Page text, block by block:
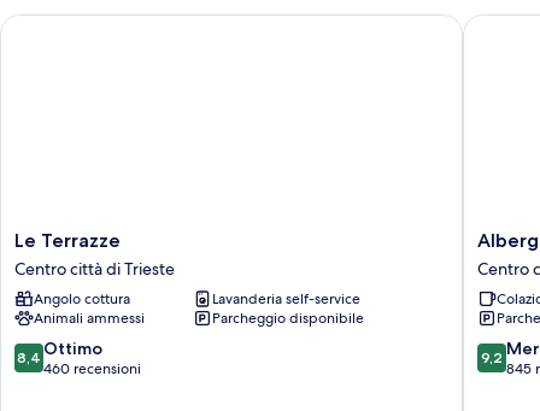
Le
Terrazze
Centro
città
di
Trieste
Le Terrazze
Centro città di Trieste
Angolo cottura
Lavanderia self-service
Animali ammessi
Parcheggio disponibile
8.4
su
8,4 Ottimo
460 recensioni
Le Terrazze
Albergo
Alla
Posta
Centro
città
di
Trieste
Centro
9.2
su
9,2
845
Albergo